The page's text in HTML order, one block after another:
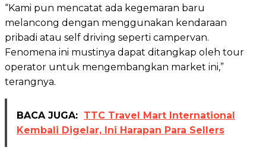
“Kami pun mencatat ada kegemaran baru
melancong dengan menggunakan kendaraan
pribadi atau self driving seperti campervan.
Fenomena ini mustinya dapat ditangkap oleh tour
operator untuk mengembangkan market ini,”
terangnya.
BACA JUGA: TTC Travel Mart International
Kembali Digelar, Ini Harapan Para Sellers